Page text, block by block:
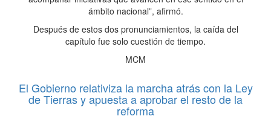
ámbito nacional”, afirmó.
Después de estos dos pronunciamientos, la caída del
capítulo fue solo cuestión de tiempo.
MCM
El Gobierno relativiza la marcha atrás con la Ley
de Tierras y apuesta a aprobar el resto de la
reforma